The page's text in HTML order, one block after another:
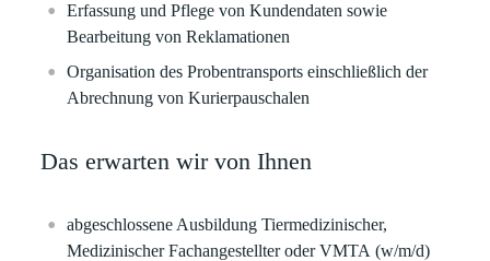
Erfassung undPflege von Kundendaten sowie
Bearbeitung von Reklamationen
Organisation des Probentransports einschließlich der
Abrechnung von Kurierpauschalen
Das erwarten wir von Ihnen
abgeschlossene AusbildungTiermedizinischer,
Medizinischer Fachangestellter oder VMTA (w/m/d)